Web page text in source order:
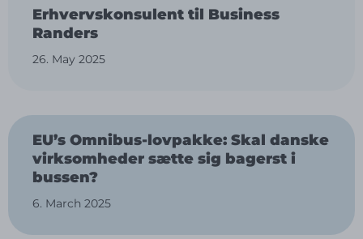
Erhvervskonsulent til Business
Randers
26. May 2025
EU’s Omnibus-lovpakke: Skal danske
virksomheder sætte sig bagerst i
bussen?
6. March 2025